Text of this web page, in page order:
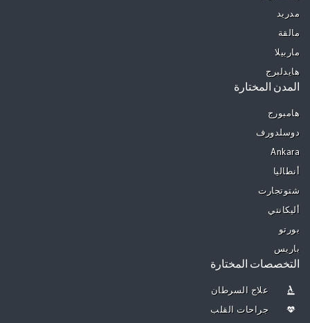
مدريد
مالقة
ماربيلا
هايدلبرج
المدن المختارة
هامبورج
دوسلدورف
Ankara
أنطاليا
شتوتجارت
أليكانتي
بورتو
باريس
التخصصات المختارة
علاج السرطان
جراحات القلب